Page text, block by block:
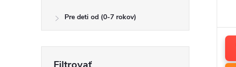
Pre deti od (0-7 rokov)